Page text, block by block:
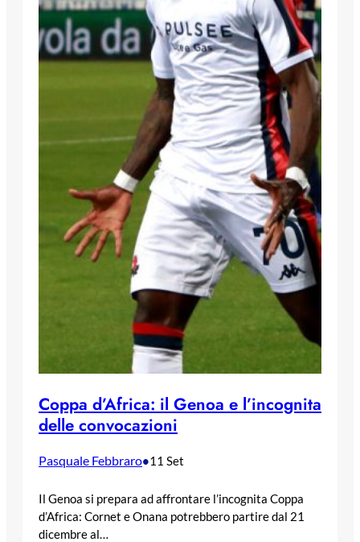
Coppa d’Africa: il Genoa e l’incognita
delle convocazioni
Pasquale Febbraro•11 Set
Il Genoa si prepara ad affrontare l’incognita Coppa
d’Africa: Cornet e Onana potrebbero partire dal 21
dicembre al…